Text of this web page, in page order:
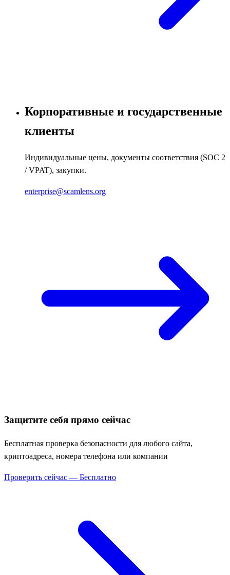
Корпоративные и государственные
клиенты
Индивидуальные цены, документы соответствия (SOC 2
/ VPAT), закупки.
enterprise@scamlens.org
Защитите себя прямо сейчас
Бесплатная проверка безопасности для любого сайта,
криптоадреса, номера телефона или компании
Проверить сейчас — Бесплатно